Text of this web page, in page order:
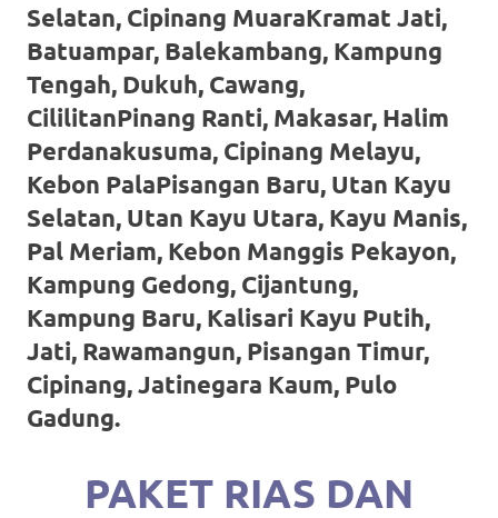
watches.
click
fake
watches.
Get
the
facts
https://www.stockswatches.com
anchor
https://
Selatan, Cipinang MuaraKramat Jati,
Batuampar, Balekambang, Kampung
Tengah, Dukuh, Cawang,
CililitanPinang Ranti, Makasar, Halim
Perdanakusuma, Cipinang Melayu,
Kebon PalaPisangan Baru, Utan Kayu
Selatan, Utan Kayu Utara, Kayu Manis,
Pal Meriam, Kebon Manggis Pekayon,
Kampung Gedong, Cijantung,
Kampung Baru, Kalisari Kayu Putih,
Jati, Rawamangun, Pisangan Timur,
Cipinang, Jatinegara Kaum, Pulo
Gadung.
PAKET RIAS DAN